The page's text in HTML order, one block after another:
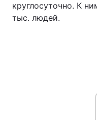
круглосуточно. К
тыс. людей.